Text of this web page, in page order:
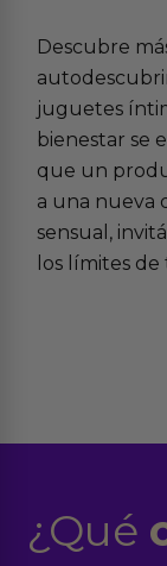
Descubre
juguetes
bienestar se
que un
a una nueva
sensual,
los límites
¿Qué